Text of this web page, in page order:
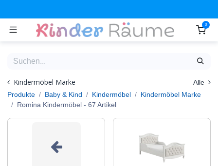
0
Kindermöbel Marke
Alle
Produkte
Baby & Kind Kindermöbel
Kindermöbel Marke
Romina Kindermöbel - 67 Artikel